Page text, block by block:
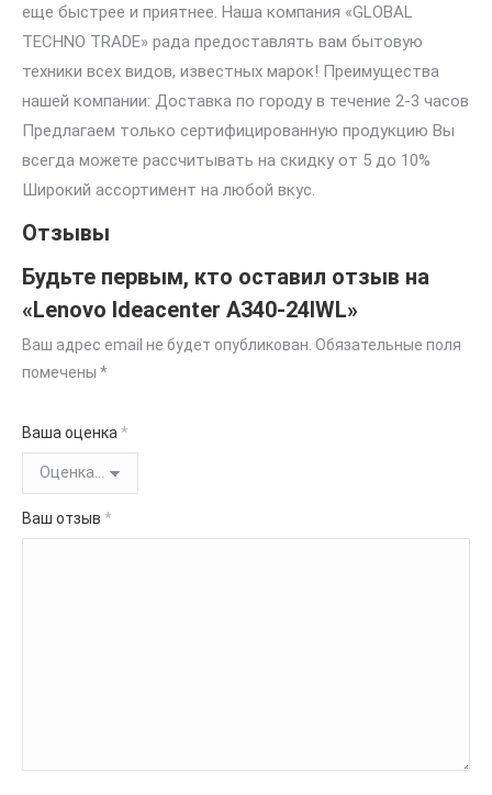
еще быстрее и приятнее. Наша компания «GLOBAL
TECHNO TRADE» рада предоставлять вам бытовую
техники всех видов, известных марок! Преимущества
нашей компании: Доставка по городу в течение 2-3 часов
Предлагаем только сертифицированную продукцию Вы
всегда можете рассчитывать на скидку от 5 до 10%
Широкий ассортимент на любой вкус.
Отзывы
Будьте первым, кто оставил отзыв на
«Lenovo Ideacenter A340-24IWL»
Ваш адрес email не будет опубликован. Обязательные поля
помечены *
Ваша оценка *
Ваш отзыв *